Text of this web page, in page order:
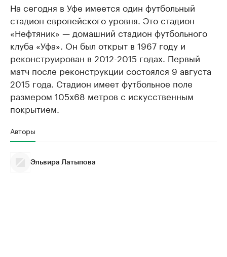
На сегодня в Уфе имеется один футбольный
стадион европейского уровня. Это стадион
«Нефтяник» — домашний стадион футбольного
клуба «Уфа». Он был открыт в 1967 году и
реконструирован в 2012-2015 годах. Первый
матч после реконструкции состоялся 9 августа
2015 года. Стадион имеет футбольное поле
размером 105х68 метров с искусственным
покрытием.
Авторы
Эльвира Латыпова